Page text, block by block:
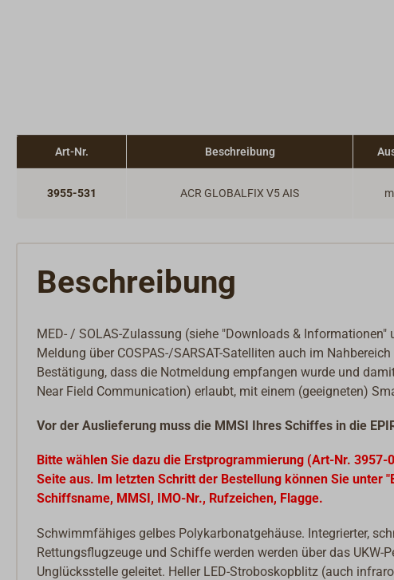
Art-Nr. Beschreibung
3955-531 ACR GLOBALFIX V5 AIS
Beschreibung
MED- / SOLAS-Zulassung (siehe "Downloads & Informationen"
Meldung über COSPAS-/SARSAT-Satelliten auch im
Bestätigung, dass die Notmeldung empfangen wurde und
Near Field Communication) erlaubt, mit einem (geeigneten)
Vor der Auslieferung muss die MMSI Ihres Schiffes in die
Bitte wählen Sie dazu die Erstprogrammierung (Art-Nr.
Seite aus. Im letzten Schritt der Bestellung können Sie unter
Schiffsname, MMSI, IMO-Nr., Rufzeichen, Flagge.
Schwimmfähiges gelbes Polykarbonatgehäuse. Integrierter,
Rettungsflugzeuge und Schiffe werden werden über das
Unglücksstelle geleitet. Heller LED-Stroboskopblitz (auch